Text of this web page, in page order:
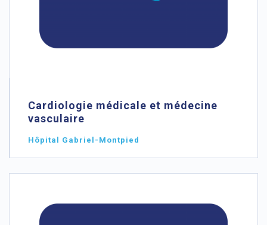
Cardiologie médicale et médecine
vasculaire
Hôpital Gabriel-Montpied